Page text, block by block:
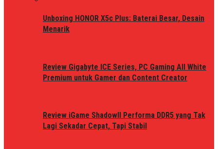
Unboxing HONOR X5c Plus: Baterai Besar, Desain
Menarik
Review Gigabyte ICE Series, PC Gaming All White
Premium untuk Gamer dan Content Creator
Review iGame ShadowII Performa DDR5 yang Tak
Lagi Sekadar Cepat, Tapi Stabil